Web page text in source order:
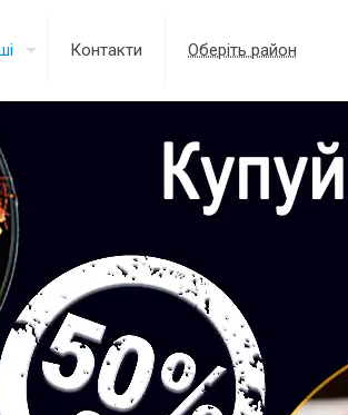
Контакти Оберіть район